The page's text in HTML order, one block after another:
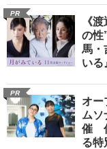
PR
《
の性
馬・
いる
PR
オー
ムソ
催
る特